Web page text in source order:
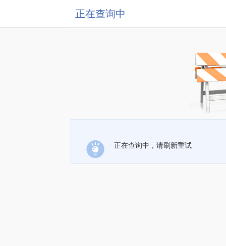
正在查询中
正在查询中，请刷新重试